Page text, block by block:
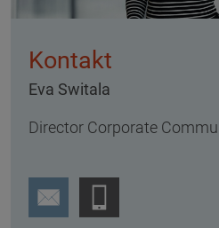
Kontakt
Eva Switala
Director Corporate